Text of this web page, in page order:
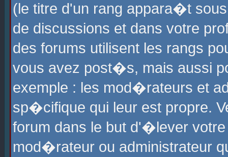
(le titre d'un rang appara�t
de discussions et dans votre
des forums utilisent les rangs
vous avez post�s, mais aussi
exemple : les mod�rateurs et
sp�cifique qui leur est propre.
forum dans le but d'�lever
mod�rateur ou administrateur